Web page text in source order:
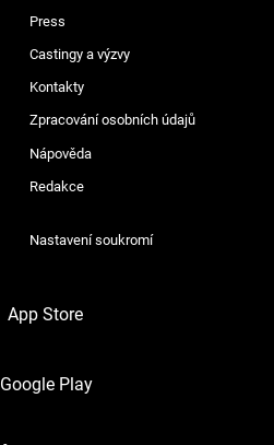
Press
Castingy a výzvy
Kontakty
Zpracování osobních údajů
Nápověda
Redakce
Nastavení soukromí
App Store
Google Play